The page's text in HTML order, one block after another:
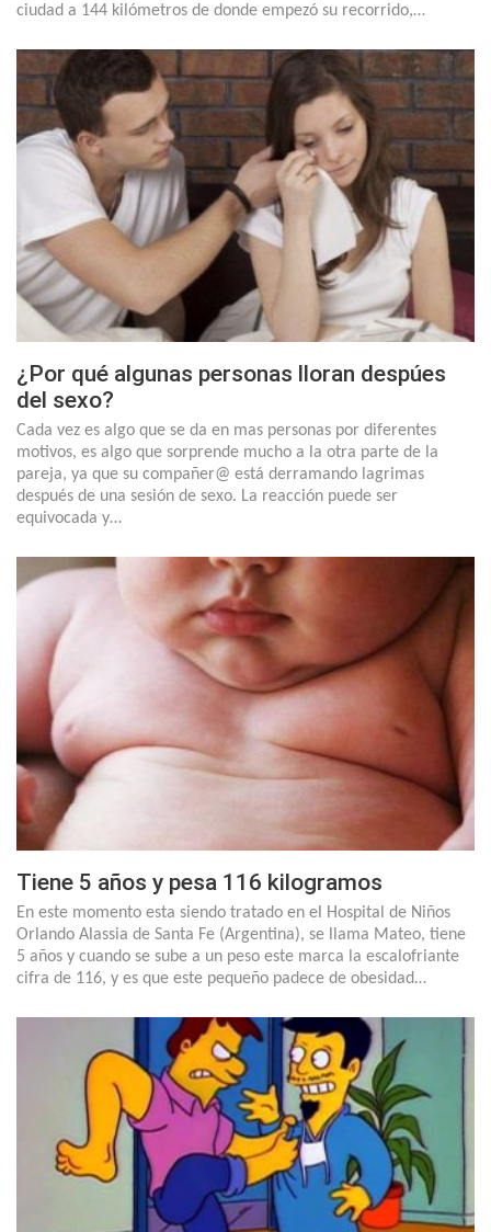
ciudad a 144 kilómetros de donde empezó su recorrido,…
¿Por qué algunas personas lloran despúes
del sexo?
Cada vez es algo que se da en mas personas por diferentes
motivos, es algo que sorprende mucho a la otra parte de la
pareja, ya que su compañer@ está derramando lagrimas
después de una sesión de sexo. La reacción puede ser
equivocada y…
Tiene 5 años y pesa 116 kilogramos
En este momento esta siendo tratado en el Hospital de Niños
Orlando Alassia de Santa Fe (Argentina), se llama Mateo, tiene
5 años y cuando se sube a un peso este marca la escalofriante
cifra de 116, y es que este pequeño padece de obesidad…